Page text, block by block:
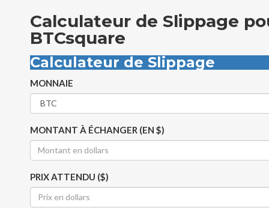
Calculateur de Slippage
BTCsquare
Calculateur de Slippage
MONNAIE
MONTANT À ÉCHANGER (EN $)
PRIX ATTENDU ($)